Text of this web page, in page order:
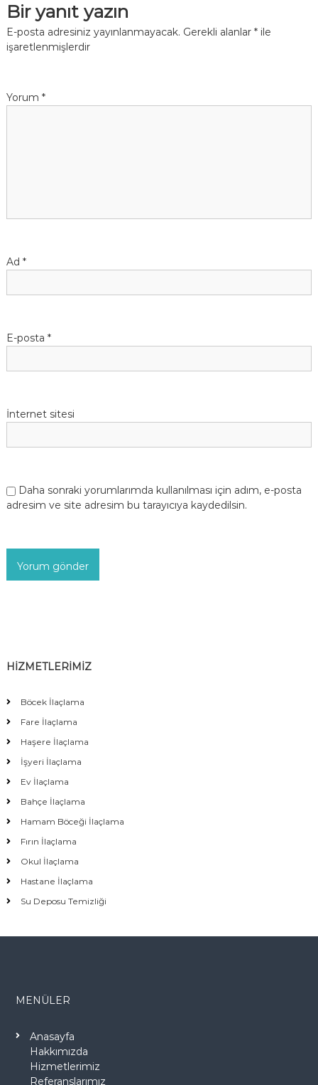
Bir yanıt yazın
E-posta adresiniz yayınlanmayacak. Gerekli alanlar *ile
işaretlenmişlerdir
Yorum *
Ad *
E-posta *
İnternet sitesi
Daha sonraki yorumlarımda kullanılması için adım, e-posta
adresim ve site adresim bu tarayıcıya kaydedilsin.
HİZMETLERİMİZ
Böcek İlaçlama
Fare İlaçlama
Haşere İlaçlama
İşyeri İlaçlama
Ev İlaçlama
Bahçe İlaçlama
Hamam Böceği İlaçlama
Fırın İlaçlama
Okul İlaçlama
Hastane İlaçlama
Su Deposu Temizliği
MENÜLER
Anasayfa
Hakkımızda
Hizmetlerimiz
Referanslarımız